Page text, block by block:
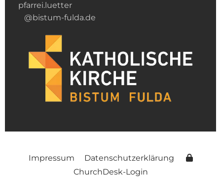
pfarrei.luetter
@bistum-fulda.de
Impressum
Datenschutzerklärung
ChurchDesk-Login